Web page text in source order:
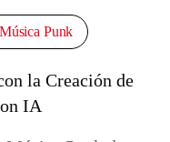
Punk
la Creación de
IA